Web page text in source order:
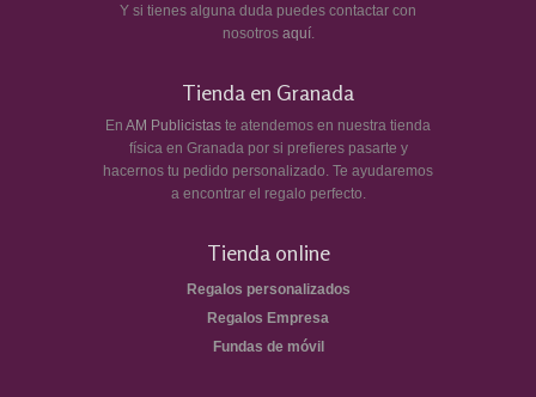
Y si tienes alguna duda puedes contactar con
nosotros aquí.
Tienda en Granada
En AM Publicistas te atendemos en nuestra tienda
física en Granada por si prefieres pasarte y
hacernos tu pedido personalizado. Te ayudaremos
a encontrar el regalo perfecto.
Tienda online
Regalos personalizados
Regalos Empresa
Fundas de móvil